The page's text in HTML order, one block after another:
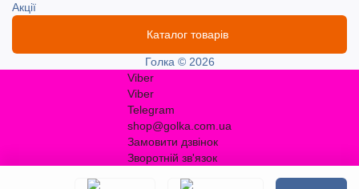
Акції
Каталог товарів
Голка © 2026
Viber
Viber
Telegram
shop@golka.com.ua
Замовити дзвінок
Зворотній зв'язок